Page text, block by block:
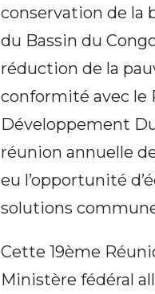
conservation de la
du Bassin du
réduction de la
conformité avec le
Développement
réunion annuelle
eu l’opportunité
solutions
Cette 19ème
Ministère fédéral